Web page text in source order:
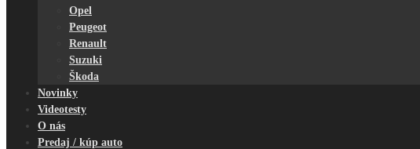
Opel
Peugeot
Renault
Suzuki
Škoda
Novinky
Videotesty
O nás
Predaj / kúp auto